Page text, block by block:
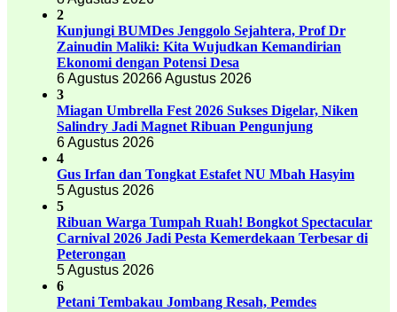
2
Kunjungi BUMDes Jenggolo Sejahtera, Prof Dr
Zainudin Maliki: Kita Wujudkan Kemandirian
Ekonomi dengan Potensi Desa
6 Agustus 20266 Agustus 2026
3
Miagan Umbrella Fest 2026 Sukses Digelar, Niken
Salindry Jadi Magnet Ribuan Pengunjung
6 Agustus 2026
4
Gus Irfan dan Tongkat Estafet NU Mbah Hasyim
5 Agustus 2026
5
Ribuan Warga Tumpah Ruah! Bongkot Spectacular
Carnival 2026 Jadi Pesta Kemerdekaan Terbesar di
Peterongan
5 Agustus 2026
6
Petani Tembakau Jombang Resah, Pemdes